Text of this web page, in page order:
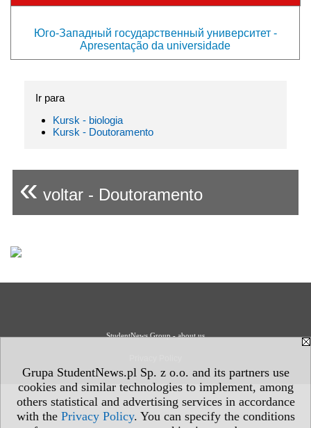
Grupa StudentNews.pl Sp. z o.o. and its partners use
cookies and similar technologies to implement, among
others statistical and advertising services in accordance
with the Privacy Policy. You can specify the conditions
Юго-Западный государственный университет -
Apresentação da universidade
Ir para
Kursk - biologia
Kursk - Doutoramento
« voltar - Doutoramento
StudentNews Group - about us